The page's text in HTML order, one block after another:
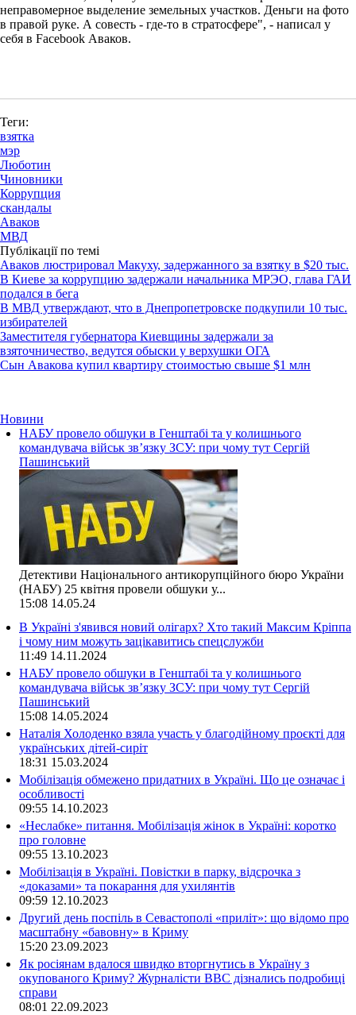
неправомерное выделение земельных участков. Деньги на фото
в правой руке. А совесть - где-то в стратосфере", - написал у
себя в Facebook Аваков.
Теги:
взятка
мэр
Люботин
Чиновники
Коррупция
скандалы
Аваков
МВД
Публікації по темі
Аваков люстрировал Макуху, задержанного за взятку в $20 тыс.
В Киеве за коррупцию задержали начальника МРЭО, глава ГАИ
подался в бега
В МВД утверждают, что в Днепропетровске подкупили 10 тыс.
избирателей
Заместителя губернатора Киевщины задержали за
взяточничество, ведутся обыски у верхушки ОГА
Сын Авакова купил квартиру стоимостью свыше $1 млн
Новини
НАБУ провело обшуки в Генштабі та у колишнього
командувача військ зв’язку ЗСУ: при чому тут Сергій
Пашинський
Детективи Національного антикорупційного бюро України
(НАБУ) 25 квітня провели обшуки у...
15:08 14.05.24
В Україні з'явився новий олігарх? Хто такий Максим Кріппа
і чому ним можуть зацікавитись спецслужби
11:49 14.11.2024
НАБУ провело обшуки в Генштабі та у колишнього
командувача військ зв’язку ЗСУ: при чому тут Сергій
Пашинський
15:08 14.05.2024
Наталія Холоденко взяла участь у благодійному проєкті для
українських дітей-сиріт
18:31 15.03.2024
Мобілізація обмежено придатних в Україні. Що це означає і
особливості
09:55 14.10.2023
«Неслабке» питання. Мобілізація жінок в Україні: коротко
про головне
09:55 13.10.2023
Мобілізація в Україні. Повістки в парку, відсрочка з
«доказами» та покарання для ухилянтів
09:59 12.10.2023
Другий день поспіль в Севастополі «приліт»: що відомо про
масштабну «бавовну» в Криму
15:20 23.09.2023
Як росіянам вдалося швидко вторгнутись в Україну з
окупованого Криму? Журналісти ВВС дізнались подробиці
справи
08:01 22.09.2023